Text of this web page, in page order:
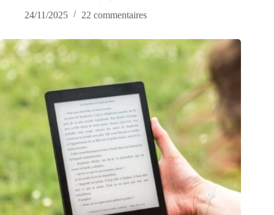
24/11/2025
22 commentaires